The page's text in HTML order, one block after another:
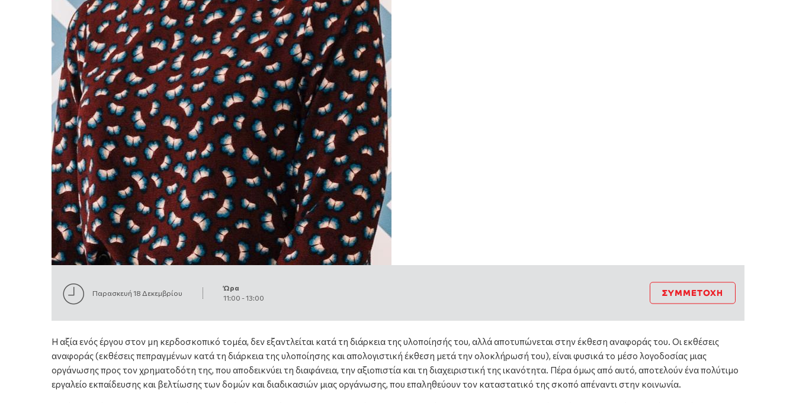
Παρασκευή 18 Δεκεμβρίου
Ώρα
11:00 -13:00 ΣΥΜΜΕΤΟΧΉ
Η αξία ενός έργου στον μη κερδοσκοπικό τομέα, δεν εξαντλείται κατά τη διάρκεια της υλοποίησής του, αλλά αποτυπώνεται στην έκθεση αναφοράς του. Οι εκθέσεις
αναφοράς (εκθέσεις πεπραγμένων κατά τη διάρκεια της υλοποίησης και απολογιστική έκθεση μετά την ολοκλήρωσή του), είναι φυσικά το μέσο λογοδοσίας μιας
οργάνωσης προς τον χρηματοδότη της, που αποδεικνύει τη διαφάνεια, την αξιοπιστία και τη διαχειριστική της ικανότητα. Πέρα όμως από αυτό, αποτελούν ένα πολύτιμο
εργαλείο εκπαίδευσης και βελτίωσης των δομών και διαδικασιών μιας οργάνωσης, που επαληθεύουν τον καταστατικό της σκοπό απέναντι στην κοινωνία.